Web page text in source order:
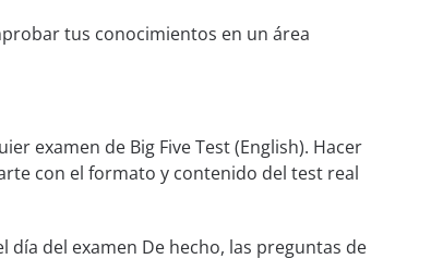
tus conocimientos en un área
examen de Big Five Test (English). Hacer
con el formato y contenido del test real
día del examen De hecho, las preguntas de